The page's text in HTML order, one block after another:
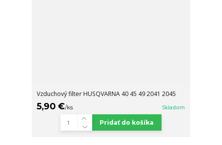
Vzduchový filter HUSQVARNA 40 45 49 2041 2045
5,90 €/ks Skladom
Pridať do košíka